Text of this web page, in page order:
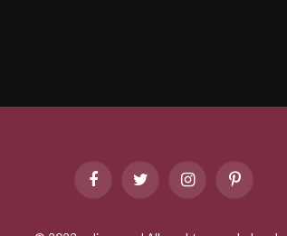
FacebookTwitter InstagramPinterest